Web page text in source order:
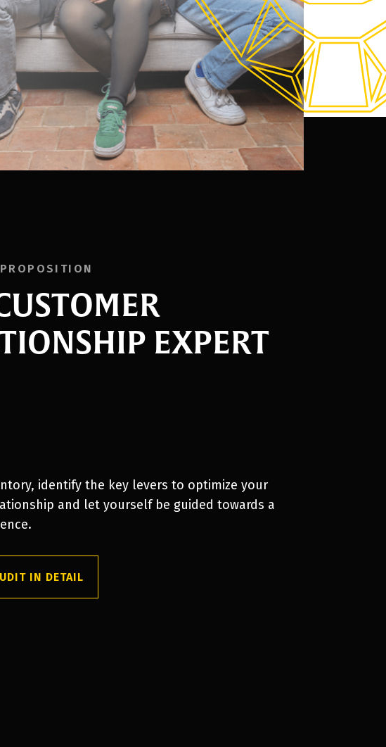
EXPERT
identify the key levers to optimize your
and let yourself be guided towards a
IN DETAIL